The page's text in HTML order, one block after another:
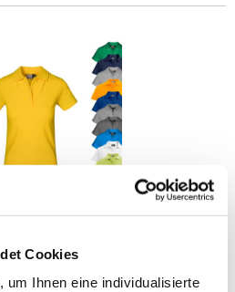
Cookies
um Ihnen eine individualisierte
mit drei Knöpfen Ton-in-Ton